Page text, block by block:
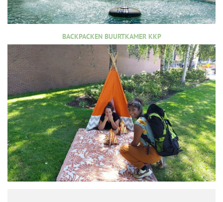
BACKPACKEN BUURTKAMER KKP